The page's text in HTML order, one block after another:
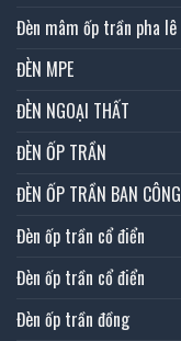
Đèn mâm ốp trần pha lê
ĐÈN MPE
ĐÈN NGOẠI THẤT
ĐÈN ỐP TRẦN
ĐÈN ỐP TRẦN BAN CÔNG
Đèn ốp trần cổ điển
Đèn ốp trần cổ điển
Đèn ốp trần đồng